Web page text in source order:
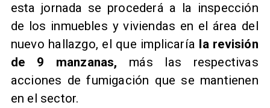
esta jornada se procederá a la inspección
de los inmuebles y viviendas en el área del
nuevo hallazgo, el que implicaría la revisión
de 9 manzanas, más las respectivas
acciones de fumigación que se mantienen
en el sector.